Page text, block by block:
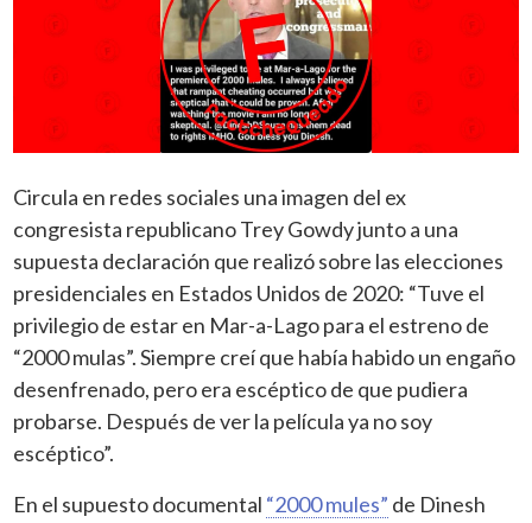
Circula en redes sociales una imagen del ex
congresista republicano Trey Gowdy junto a una
supuesta declaración que realizó sobre las elecciones
presidenciales en Estados Unidos de 2020: “Tuve el
privilegio de estar en Mar-a-Lago para el estreno de
“2000 mulas”. Siempre creí que había habido un engaño
desenfrenado, pero era escéptico de que pudiera
probarse. Después de ver la película ya no soy
escéptico”.
En el supuesto documental “2000 mules” de Dinesh